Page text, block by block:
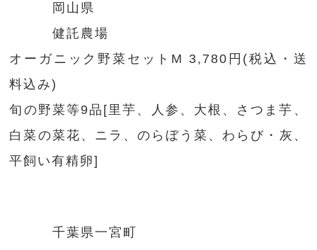
岡山県
健託農場
オーガニック野菜セットM 3,780円(税込・送
料込み)
旬の野菜等9品[里芋、人参、大根、さつま芋、
白菜の菜花、ニラ、のらぼう菜、わらび・灰、
平飼い有精卵]
千葉県一宮町